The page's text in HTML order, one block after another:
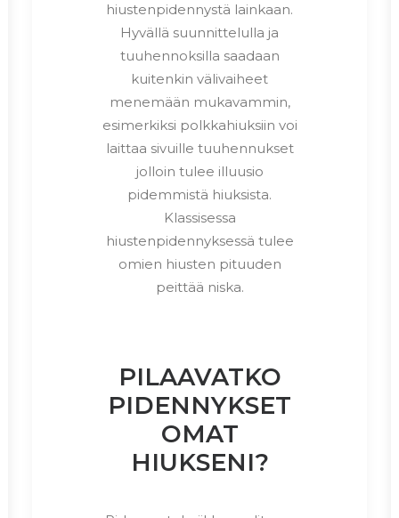
hiustenpidennystä lainkaan.
Hyvällä suunnittelulla ja
tuuhennoksilla saadaan
kuitenkin välivaiheet
menemään mukavammin,
esimerkiksi polkkahiuksiin voi
laittaa sivuille tuuhennukset
jolloin tulee illuusio
pidemmistä hiuksista.
Klassisessa
hiustenpidennyksessä tulee
omien hiusten pituuden
peittää niska.
PILAAVATKO
PIDENNYKSET
OMAT
HIUKSENI?